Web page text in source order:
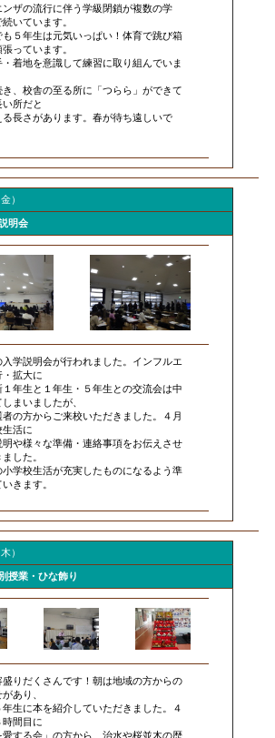
ンザの流行に伴う学級閉鎖が複数の学
いています。
も５年生は元気いっぱい！体育で跳び箱
っています。
着地を意識して練習に取り組んでいま
き、校舎の至る所に「つらら」ができて
所だと
る長さがあります。春が待ち遠しいで
）
明会
入学説明会が行われました。インフルエ
・拡大に
１年生と１年生・５年生との交流会は中
まいましたが、
者の方からご来校いただきました。４月
生活に
明や様々な準備・連絡事項をお伝えさせ
した。
小学校生活が充実したものになるよう準
きます。
）
授業・ひな飾り
盛りだくさんです！朝は地域の方からの
あり、
年生に本を紹介していただきました。４
間目に
愛する会」の方から、治水や桜並木の歴